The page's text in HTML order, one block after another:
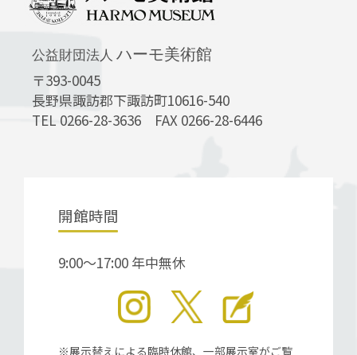
公益財団法人 ハーモ美術館
〒393-0045
長野県諏訪郡下諏訪町10616-540
TEL 0266-28-3636 FAX 0266-28-6446
開館時間
9:00～17:00 年中無休
※展示替えによる臨時休館、一部展示室がご覧